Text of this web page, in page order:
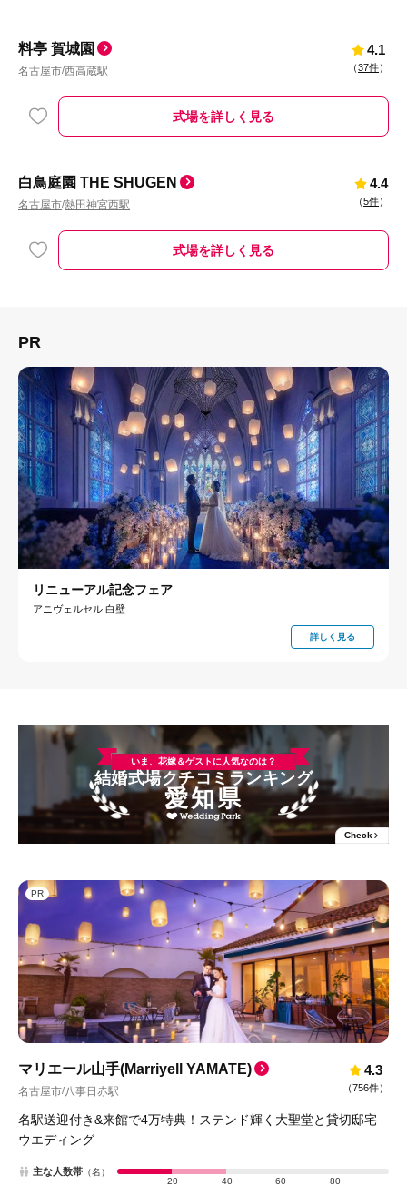
料亭 賀城園
名古屋市/西高蔵駅
4.1
（37件）
式場を詳しく見る
白鳥庭園 THE SHUGEN
名古屋市/熱田神宮西駅
4.4
（5件）
式場を詳しく見る
PR
リニューアル記念フェア
アニヴェルセル 白壁
詳しく見る
いま、花嫁＆ゲストに人気なのは？
結婚式場クチコミランキング
愛知県
Check
PR
マリエール山手(Marriyell YAMATE)
名古屋市/八事日赤駅
4.3
（756件）
名駅送迎付き&来館で4万特典！ステンド輝く大聖堂と貸切邸宅
ウエディング
主な人数帯 （名）
20
40 60 80